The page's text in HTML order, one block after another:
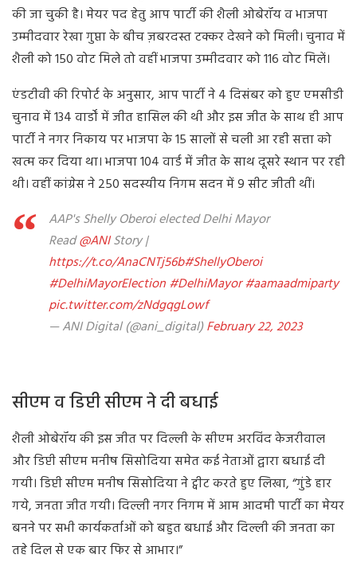
की जा चुकी है। मेयर पद हेतु आप पार्टी की शैली ओबेरॉय व भाजपा
उम्मीदवार रेखा गुप्ता के बीच ज़बरदस्त टक्कर देखने को मिली। चुनाव में
शैली को 150 वोट मिले तो वहीं भाजपा उम्मीदवार को 116 वोट मिलें।
एंडटीवी की रिपोर्ट के अनुसार, आप पार्टी ने 4 दिसंबर को हुए एमसीडी
चुनाव में 134 वार्डों में जीत हासिल की थी और इस जीत के साथ ही आप
पार्टी ने नगर निकाय पर भाजपा के 15 सालों से चली आ रही सत्ता को
खत्म कर दिया था। भाजपा 104 वार्ड में जीत के साथ दूसरे स्थान पर रही
थी। वहीं कांग्रेस ने 250 सदस्यीय निगम सदन में 9 सीट जीती थीं।
AAP's Shelly Oberoi elected Delhi Mayor
Read@ANIStory |
https://t.co/AnaCNTj56b#ShellyOberoi
#DelhiMayorElection#DelhiMayor#aamaadmiparty
pic.twitter.com/zNdgqgLowf
— ANI Digital (@ani_digital)February 22, 2023
सीएम व डिप्टी सीएम ने दी बधाई
शैली ओबेरॉय की इस जीत पर दिल्ली के सीएम अरविंद केजरीवाल
और डिप्टी सीएम मनीष सिसोदिया समेत कई नेताओं द्वारा बधाई दी
गयी। डिप्टी सीएम मनीष सिसोदिया ने ट्वीट करते हुए लिखा, “गुंडे हार
गये, जनता जीत गयी। दिल्ली नगर निगम में आम आदमी पार्टी का मेयर
बनने पर सभी कार्यकर्ताओं को बहुत बधाई और दिल्ली की जनता का
तहे दिल से एक बार फिर से आभार।”